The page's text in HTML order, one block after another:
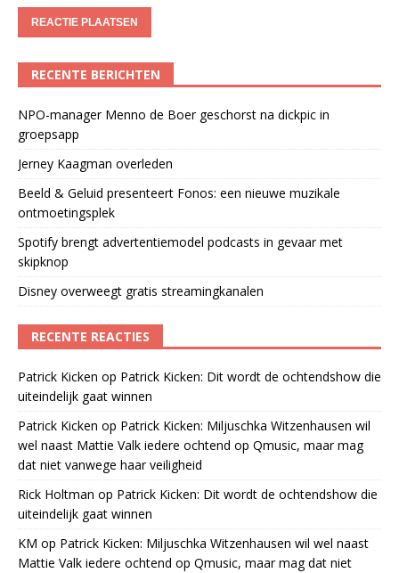
RECENTE BERICHTEN
NPO-manager Menno de Boer geschorst na dickpic in
groepsapp
Jerney Kaagman overleden
Beeld & Geluid presenteert Fonos: een nieuwe muzikale
ontmoetingsplek
Spotify brengt advertentiemodel podcasts in gevaar met
skipknop
Disney overweegt gratis streamingkanalen
RECENTE REACTIES
Patrick Kicken op Patrick Kicken: Dit wordt de ochtendshow die
uiteindelijk gaat winnen
Patrick Kicken op Patrick Kicken: Miljuschka Witzenhausen wil
wel naast Mattie Valk iedere ochtend op Qmusic, maar mag
dat niet vanwege haar veiligheid
Rick Holtman op Patrick Kicken: Dit wordt de ochtendshow die
uiteindelijk gaat winnen
KM op Patrick Kicken: Miljuschka Witzenhausen wil wel naast
Mattie Valk iedere ochtend op Qmusic, maar mag dat niet